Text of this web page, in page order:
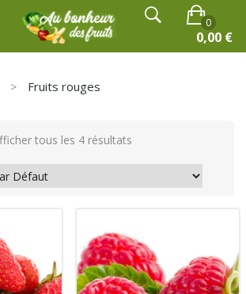
0
0,00 €
Aucun produit dans le chariot.
Fruits rouges
tous les 4 résultats